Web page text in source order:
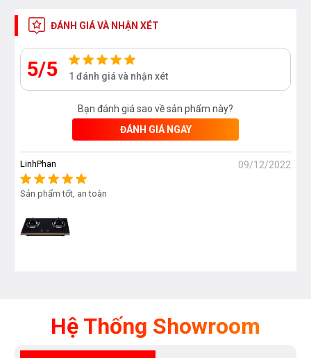
ĐÁNH GIÁ VÀ NHẬN XÉT
5/5 1 đánh giá và nhận xét
Bạn đánh giá sao về sản phẩm này?
ĐÁNH GIÁ NGAY
LinhPhan 09/12/2022
Sản phẩm tốt, an toàn
Hệ Thống Showroom